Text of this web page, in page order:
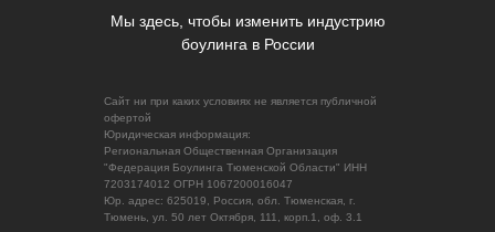
Сайт ни при каких условиях не является публичной
офертой
Юридическая информация:
Региональная Общественная Организация
"Федерация Боулинга Тюменской Области" ИНН
7203174012 ОГРН 1067200016047
Юр. адрес: 625019, Россия, обл. Тюменская, г.
Тюмень, ул. 50 лет Октября, 111, корп.1, оф. 3.1
Мы здесь, чтобы изменить индустрию
боулинга в России